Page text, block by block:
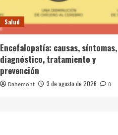
Salud
Encefalopatía: causas, síntomas,
diagnóstico, tratamiento y
prevención
Dahemont 3 de agosto de 2026 0